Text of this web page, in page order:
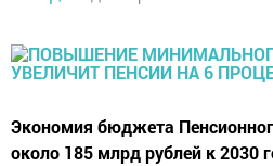
Экономия бюджета
около 185 млрд рублей к 2030